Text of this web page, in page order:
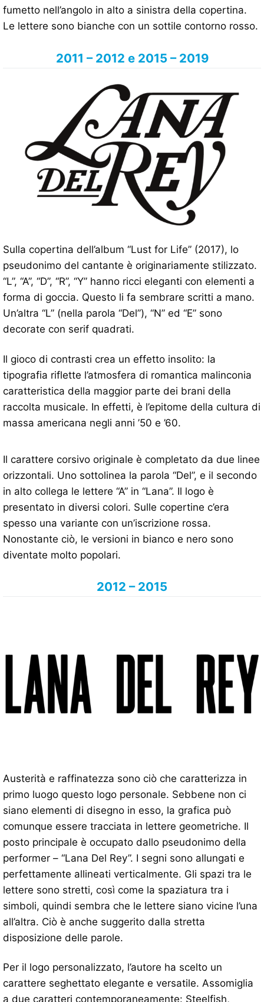
fumetto nell’angolo in alto a sinistra della copertina.
Le lettere sono bianche con un sottile contorno rosso.
2011 – 2012 e 2015 – 2019
Sulla copertina dell’album “Lust for Life” (2017), lo
pseudonimo del cantante è originariamente stilizzato.
“L”, “A”, “D”, “R”, “Y” hanno ricci eleganti con elementi a
forma di goccia. Questo li fa sembrare scritti a mano.
Un’altra “L” (nella parola “Del”), “N” ed “E” sono
decorate con serif quadrati.
Il gioco di contrasti crea un effetto insolito: la
tipografia riflette l’atmosfera di romantica malinconia
caratteristica della maggior parte dei brani della
raccolta musicale. In effetti, è l’epitome della cultura di
massa americana negli anni ’50 e ’60.
Il carattere corsivo originale è completato da due linee
orizzontali. Uno sottolinea la parola “Del”, e il secondo
in alto collega le lettere “A” in “Lana”. Il logo è
presentato in diversi colori. Sulle copertine c’era
spesso una variante con un’iscrizione rossa.
Nonostante ciò, le versioni in bianco e nero sono
diventate molto popolari.
2012 – 2015
Austerità e raffinatezza sono ciò che caratterizza in
primo luogo questo logo personale. Sebbene non ci
siano elementi di disegno in esso, la grafica può
comunque essere tracciata in lettere geometriche. Il
posto principale è occupato dallo pseudonimo della
performer – “Lana Del Rey”. I segni sono allungati e
perfettamente allineati verticalmente. Gli spazi tra le
lettere sono stretti, così come la spaziatura tra i
simboli, quindi sembra che le lettere siano vicine l’una
all’altra. Ciò è anche suggerito dalla stretta
disposizione delle parole.
Per il logo personalizzato, l’autore ha scelto un
carattere seghettato elegante e versatile. Assomiglia
a due caratteri contemporaneamente: Steelfish,